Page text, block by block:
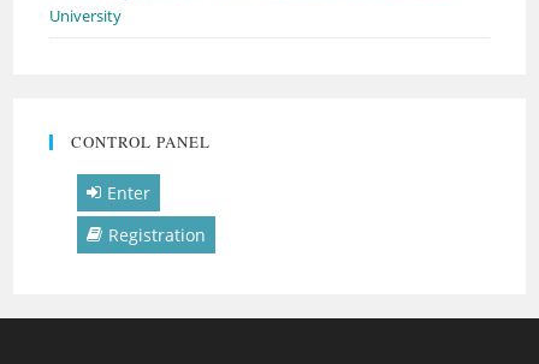
University
CONTROL PANEL
Enter
Registration